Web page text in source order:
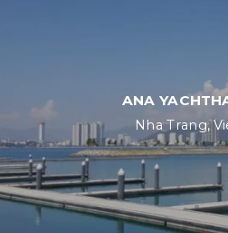
ANA
Nha Trang,